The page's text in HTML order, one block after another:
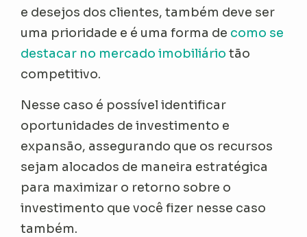
e desejos dos clientes, também deve ser
uma prioridade e é uma forma de como se
destacar no mercado imobiliário tão
competitivo.
Nesse caso é possível identificar
oportunidades de investimento e
expansão, assegurando que os recursos
sejam alocados de maneira estratégica
para maximizar o retorno sobre o
investimento que você fizer nesse caso
também.